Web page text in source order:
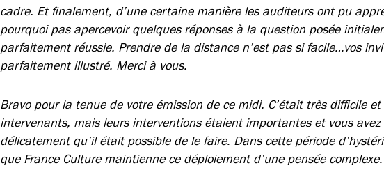
cadre. Et finalement, d’une certaine manière les auditeurs ont pu
pourquoi pas apercevoir quelques réponses à la question posée
parfaitement réussie. Prendre de la distance n’est pas si facile…vos
parfaitement illustré. Merci à vous.
Bravo pour la tenue de votre émission de ce midi. C’était très difficile
intervenants, mais leurs interventions étaient importantes et vous
délicatement qu’il était possible de le faire. Dans cette période
que France Culture maintienne ce déploiement d’une pensée complexe.